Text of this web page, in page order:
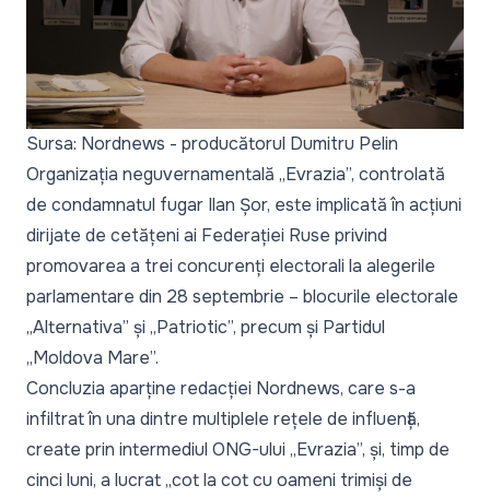
Sursa: Nordnews - producătorul Dumitru Pelin
Organizația neguvernamentală „Evrazia”, controlată
de condamnatul fugar Ilan Șor, este implicată în acțiuni
dirijate de cetățeni ai Federației Ruse privind
promovarea a trei concurenți electorali la alegerile
parlamentare din 28 septembrie – blocurile electorale
„Alternativa” și „Patriotic”, precum și Partidul
„Moldova Mare”.
Concluzia aparține redacției Nordnews, care s-a
infiltrat în una dintre multiplele rețele de influență,
create prin intermediul ONG-ului „Evrazia”, și, timp de
cinci luni, a lucrat „cot la cot cu oameni trimiși de